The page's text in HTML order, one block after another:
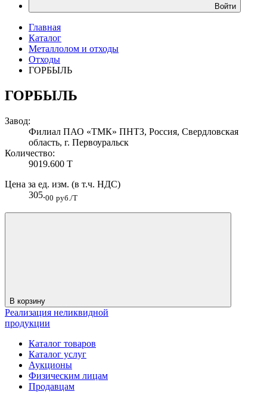
Войти
Главная
Каталог
Металлолом и отходы
Отходы
ГОРБЫЛЬ
ГОРБЫЛЬ
Завод:
Филиал ПАО «ТМК» ПНТЗ, Россия, Свердловская
область, г. Первоуральск
Количество:
9019.600 Т
Цена за ед. изм. (в т.ч. НДС)
305.00 руб./Т
В корзину
Реализация неликвидной
продукции
Каталог товаров
Каталог услуг
Аукционы
Физическим лицам
Продавцам